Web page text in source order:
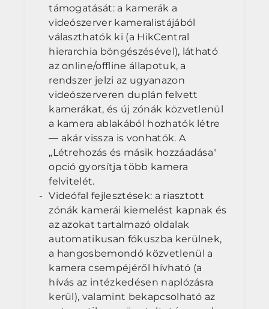
támogatását: a kamerák a
videószerver kameralistájából
választhatók ki (a HikCentral
hierarchia böngészésével), látható
az online/offline állapotuk, a
rendszer jelzi az ugyanazon
videószerveren duplán felvett
kamerákat, és új zónák közvetlenül
a kamera ablakából hozhatók létre
— akár vissza is vonhatók. A
„Létrehozás és másik hozzáadása"
opció gyorsítja több kamera
felvitelét.
Videófal fejlesztések: a riasztott
zónák kamerái kiemelést kapnak és
az azokat tartalmazó oldalak
automatikusan fókuszba kerülnek,
a hangosbemondó közvetlenül a
kamera csempéjéről hívható (a
hívás az intézkedésen naplózásra
kerül), valamint bekapcsolható az